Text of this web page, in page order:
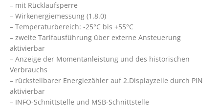
– mit Rücklaufsperre
– Wirkenergiemessung (1.8.0)
– Temperaturbereich: -25°C bis +55°C
– zweite Tarifausführung über externe Ansteuerung
aktivierbar
– Anzeige der Momentanleistung und des historischen
Verbrauchs
– rückstellbarer Energiezähler auf 2.Displayzeile durch PIN
aktivierbar
– INFO-Schnittstelle und MSB-Schnittstelle